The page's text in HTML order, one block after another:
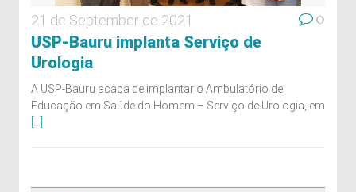
21 de September de 2021 0
USP-Bauru implanta Serviço de
Urologia
A USP-Bauru acaba de implantar o Ambulatório de
Educação em Saúde do Homem – Serviço de Urologia, em